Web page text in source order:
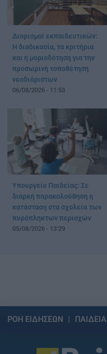
Διορισμοί εκπαιδευτικών:
Η διαδικασία, τα κριτήρια
και η μοριοδότηση για την
προσωρινή τοποθέτηση
νεοδιόριστων
06/08/2026 - 11:53
Υπουργείο Παιδείας: Σε
διαρκή παρακολούθηση η
κατάσταση στα σχολεία των
πυρόπληκτων περιοχών
05/08/2026 - 13:29
ΡΟΗ ΕΙΔΗΣΕΩΝ ΠΑΙΔΕΙΑ